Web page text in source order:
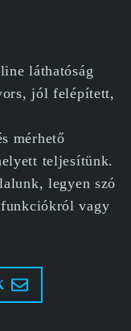
láthatóság
jól felépített,
mérhető
teljesítünk.
legyen szó
vagy